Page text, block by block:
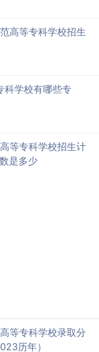
高等专科学校招生
科学校有哪些专
等专科学校招生计
是多少
等专科学校录取分
历年）